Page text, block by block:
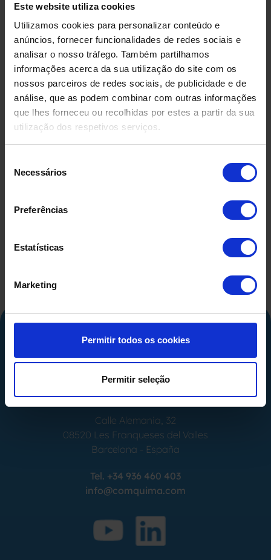
Este website utiliza cookies
Utilizamos cookies para personalizar conteúdo e
anúncios, fornecer funcionalidades de redes sociais e
analisar o nosso tráfego. Também partilhamos
informações acerca da sua utilização do site com os
nossos parceiros de redes sociais, de publicidade e de
análise, que as podem combinar com outras informações
que lhes forneceu ou recolhidas por estes a partir da sua
utilização dos respetivos serviços.
Necessários
Preferências
Estatísticas
Marketing
Permitir todos os cookies
Permitir seleção
500
Calle Alemania, 32
08520 Les Franqueses del Valles
Barcelona - España
Tel. +34 936 460 403
info@comquima.com